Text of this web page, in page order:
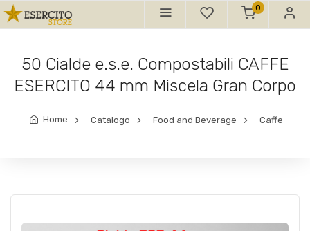
0
50 Cialde e.s.e. Compostabili CAFFE
ESERCITO 44 mm Miscela Gran Corpo
Home Catalogo Food and Beverage Caffe